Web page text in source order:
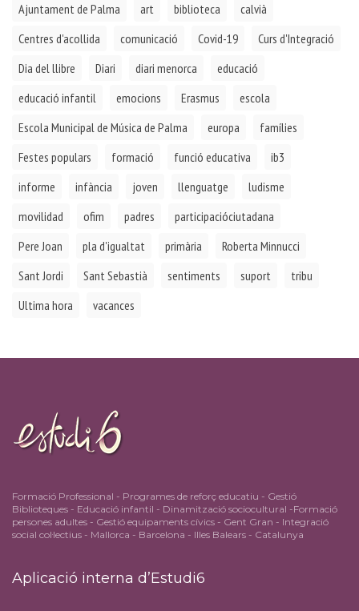
Ajuntament de Palma
art biblioteca
calvià
Centres d'acollida
comunicació Covid-19
Curs d'Integració
Dia del llibre
Diari diari menorca
educació
educació infantil
emocions Erasmus
escola
Escola Municipal de Música de Palma
europa
famílies
Festes populars
formació funció educativa
ib3
informe
infància joven llenguatge
ludisme
movilidad
ofim padres
participacióciutadana
Pere Joan
pla d'igualtat primària
Roberta Minnucci
Sant Jordi
Sant Sebastià sentiments suport
tribu
Ultima hora
vacances
Formació Professional - Programes de reforç educatiu - Gestió
Biblioteques - Educació infantil - Dinamització sociocultural -Formació
persones adultes - Gestió equipaments cívics - Gent Gran - Integració
social col·lectius - Mallorca - Barcelona - Illes Balears - Catalunya
Aplicació interna d’Estudi6